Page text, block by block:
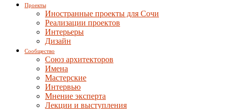
Проекты
Иностранные проекты для Сочи
Реализации проектов
Интерьеры
Дизайн
Сообщество
Союз архитекторов
Имена
Мастерские
Интервью
Мнение эксперта
Лекции и выступления